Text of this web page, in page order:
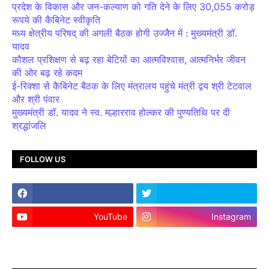
प्रदेश के विकास और जन-कल्याण को गति देने के लिए 30,055 करोड़
रूपये की कैबिनेट स्वीकृति
मध्य क्षेत्रीय परिषद् की अगली बैठक होगी उज्जैन में : मुख्यमंत्री डॉ.
यादव
कौशल प्रशिक्षण से बढ़ रहा बेटियों का आत्मविश्वास, आत्मनिर्भर जीवन
की ओर बढ़ रहे कदम
ई-रिक्शा से कैबिनेट बैठक के लिए मंत्रालय पहुंचे मंत्री द्वय श्री टेटवाल
और श्री पंवार
मुख्यमंत्री डॉ. यादव ने स्व. मल्हारराव होल्कर की पुण्यतिथि पर दी
श्रद्धांजलि
FOLLOW US
YouTube Instagram